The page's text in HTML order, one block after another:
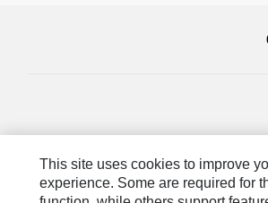
بي
This site uses cookies to improve
experience. Some are required for